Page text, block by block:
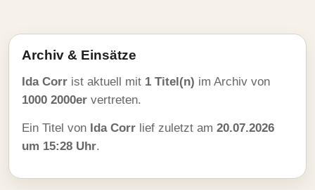
Archiv & Einsätze
Ida Corr ist aktuell mit 1 Titel(n) im Archiv von
1000 2000er vertreten.
Ein Titel von Ida Corr lief zuletzt am 20.07.2026
um 15:28 Uhr.